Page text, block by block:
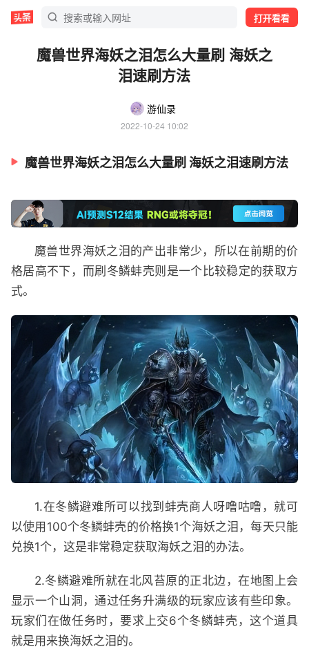
打开看看
魔兽世界海妖之泪怎么大量刷 海妖之
泪速刷方法
游仙录
2022-10-24 10:02
魔兽世界海妖之泪怎么大量刷 海妖之泪速刷方法
魔兽世界海妖之泪的产出非常少，所以在前期的价
格居高不下，而刷冬鳞蚌壳则是一个比较稳定的获取方
式。
1.在冬鳞避难所可以找到蚌壳商人呀噜咕噜，就可
以使用100个冬鳞蚌壳的价格换1个海妖之泪，每天只能
兑换1个，这是非常稳定获取海妖之泪的办法。
2.冬鳞避难所就在北风苔原的正北边，在地图上会
显示一个山洞，通过任务升满级的玩家应该有些印象。
玩家们在做任务时，要求上交6个冬鳞蚌壳，这个道具
就是用来换海妖之泪的。